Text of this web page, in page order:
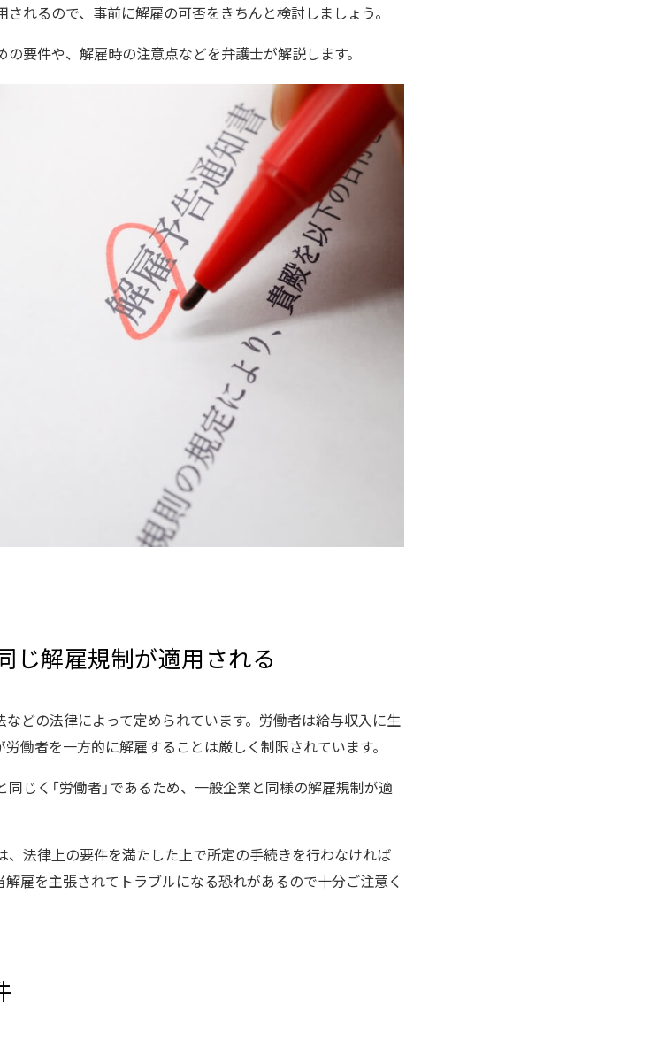
れるので、事前に解雇の可否をきちんと検討しましょう。
要件や、解雇時の注意点などを弁護士が解説します。
じ解雇規制が適用される
どの法律によって定められています。労働者は給与収入に生
働者を一方的に解雇することは厳しく制限されています。
じく「労働者」であるため、一般企業と同様の解雇規制が適
法律上の要件を満たした上で所定の手続きを行わなければ
雇を主張されてトラブルになる恐れがあるので十分ご注意く